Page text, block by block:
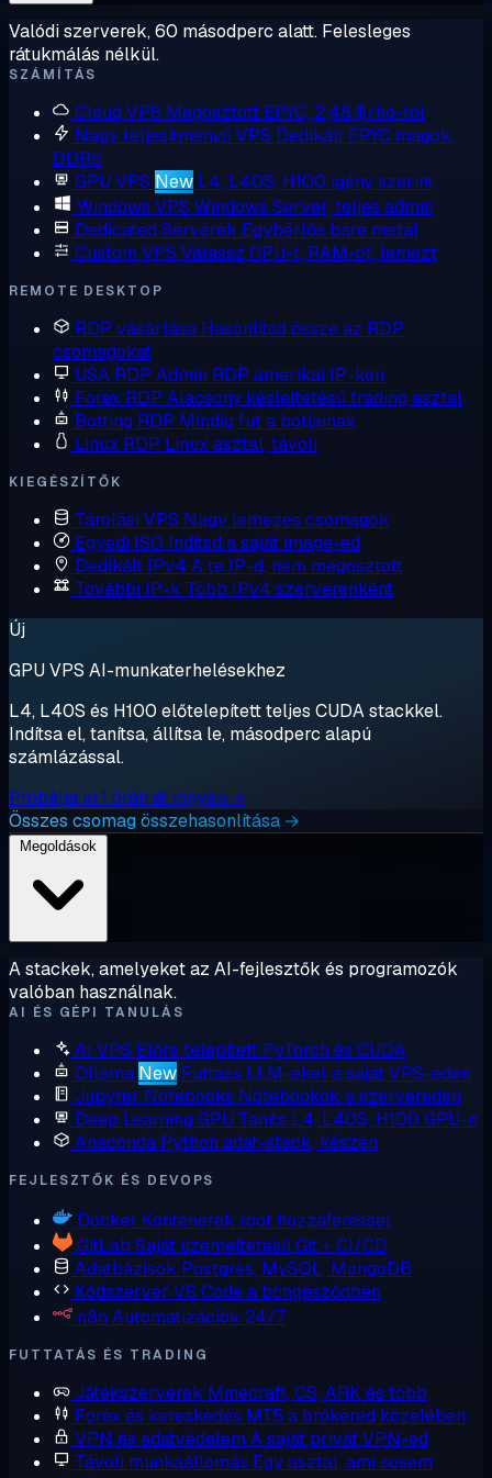
Valódi szerverek, 60 másodperc alatt. Felesleges
rátukmálás nélkül.
SZÁMÍTÁS
Cloud VPS Megosztott EPYC, 2,48 $/hó-tól
Nagy teljesítményű VPS Dedikált EPYC magok,
DDR5
GPU VPS New L4, L40S, H100 igény szerint
Windows VPS Windows Server, teljes admin
Dedicated Serverek Egybérlős bare metal
Custom VPS Válassz CPU-t, RAM-ot, lemezt
REMOTE DESKTOP
RDP vásárlása Hasonlítsd össze az RDP
csomagokat
USA RDP Admin RDP amerikai IP-ken
Forex RDP Alacsony késleltetésű trading asztal
Botting RDP Mindig fut a botjainak
Linux RDP Linux asztal, távoli
KIEGÉSZÍTŐK
Tárolási VPS Nagy lemezes csomagok
Egyedi ISO Indítsd a saját image-ed
Dedikált IPv4 A te IP-d, nem megosztott
További IP-k Több IPv4 szerverenként
Új
GPU VPS AI-munkaterhelésekhez
L4, L40S és H100 előtelepített teljes CUDA stackkel.
Indítsa el, tanítsa, állítsa le, másodperc alapú
számlázással.
Próbálja ki 1 órán át ingyen →
Összes csomag összehasonlítása →
A stackek, amelyeket az AI-fejlesztők és programozók
valóban használnak.
AI ÉS GÉPI TANULÁS
AI VPS Előre telepített PyTorch és CUDA
Ollama New Futtass LLM-eket a saját VPS-eden
Jupyter Notebooks Notebookok a szervereden
Deep Learning GPU Taníts L4, L40S, H100 GPU-n
Anaconda Python adat-stack, készen
FEJLESZTŐK ÉS DEVOPS
Docker Konténerek root hozzáféréssel
GitLab Saját üzemeltetésű Git + CI/CD
Adatbázisok Postgres, MySQL, MongoDB
Kódszerver VS Code a böngésződben
n8n Automatizációk 24/7
FUTTATÁS ÉS TRADING
Játékszerverek Minecraft, CS, ARK és több
Forex és kereskedés MT5 a brókered közelében
VPN és adatvédelem A saját privát VPN-ed
Távoli munkaállomás Egy asztal, ami sosem